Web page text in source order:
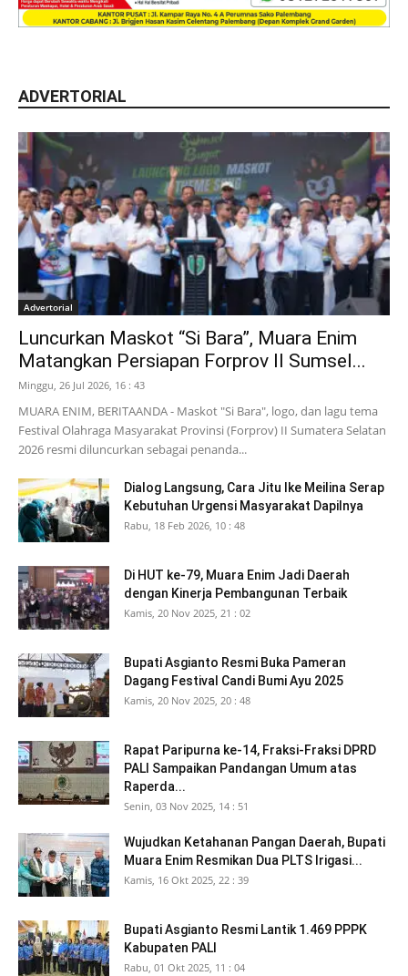
ADVERTORIAL
Advertorial
Luncurkan Maskot “Si Bara”, Muara Enim
Matangkan Persiapan Forprov II Sumsel...
Minggu, 26 Jul 2026, 16 : 43
MUARA ENIM, BERITAANDA - Maskot "Si Bara", logo, dan lagu tema
Festival Olahraga Masyarakat Provinsi (Forprov) II Sumatera Selatan
2026 resmi diluncurkan sebagai penanda...
Dialog Langsung, Cara Jitu Ike Meilina Serap
Kebutuhan Urgensi Masyarakat Dapilnya
Rabu, 18 Feb 2026, 10 : 48
Di HUT ke-79, Muara Enim Jadi Daerah
dengan Kinerja Pembangunan Terbaik
Kamis, 20 Nov 2025, 21 : 02
Bupati Asgianto Resmi Buka Pameran
Dagang Festival Candi Bumi Ayu 2025
Kamis, 20 Nov 2025, 20 : 48
Rapat Paripurna ke-14, Fraksi-Fraksi DPRD
PALI Sampaikan Pandangan Umum atas
Raperda...
Senin, 03 Nov 2025, 14 : 51
Wujudkan Ketahanan Pangan Daerah, Bupati
Muara Enim Resmikan Dua PLTS Irigasi...
Kamis, 16 Okt 2025, 22 : 39
Bupati Asgianto Resmi Lantik 1.469 PPPK
Kabupaten PALI
Rabu, 01 Okt 2025, 11 : 04